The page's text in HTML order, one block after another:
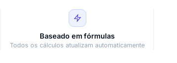
Baseado em fórmulas
Todos os cálculos atualizam automaticamente